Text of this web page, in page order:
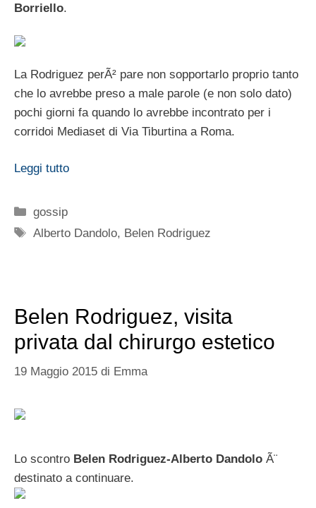
Borriello.
La Rodriguez perÃ² pare non sopportarlo proprio tanto
che lo avrebbe preso a male parole (e non solo dato)
pochi giorni fa quando lo avrebbe incontrato per i
corridoi Mediaset di Via Tiburtina a Roma.
Leggi tutto
Categorie
gossip
Tag
Alberto Dandolo, Belen Rodriguez
Belen Rodriguez, visita
privata dal chirurgo estetico
19 Maggio 2015 di Emma
Lo scontro Belen Rodriguez-Alberto Dandolo Ã¨
destinato a continuare.